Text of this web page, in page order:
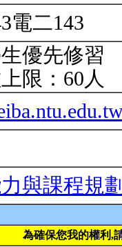
電二143
優先修習
限：60人
與課程規
為確保您我的權利,